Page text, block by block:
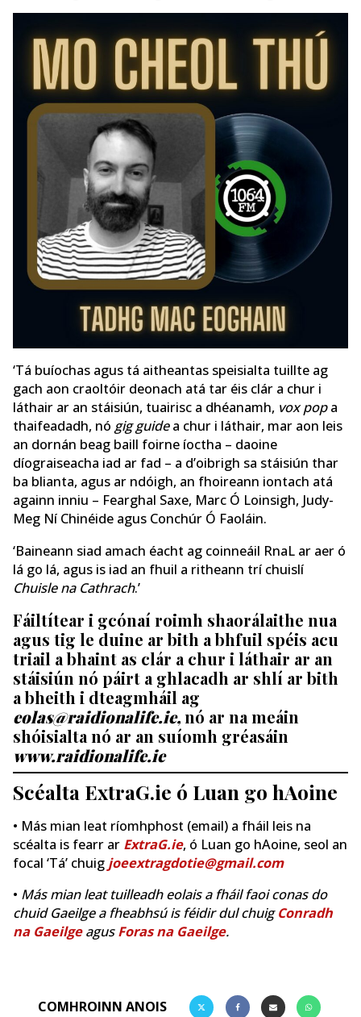
‘Tá buíochas agus tá aitheantas speisialta tuillte ag
gach aon craoltóir deonach atá tar éis clár a chur i
láthair ar an stáisiún, tuairisc a dhéanamh, vox popa
thaifeadadh, nó gig guidea chur i láthair, mar aon leis
an dornán beag baill foirne íoctha – daoine
díograiseacha iad ar fad – a d’oibrigh sa stáisiún thar
ba blianta, agus ar ndóigh, an fhoireann iontach atá
againn inniu – Fearghal Saxe, Marc Ó Loinsigh, Judy-
Meg Ní Chinéide agus Conchúr Ó Faoláin.
‘Baineann siad amach éacht ag coinneáil RnaL ar aer ó
lá go lá, agus is iad an fhuil a ritheann trí chuislí
Chuisle na Cathrach.’
Fáiltítear i gcónaí roimh shaorálaithe nua
agus tig le duine ar bith a bhfuil spéis acu
triail a bhaint as clár a chur i láthair ar an
stáisiún nó páirt a ghlacadh ar shlí ar bith
a bheith i dteagmháil ag
eolas@raidionalife.ie,nó ar na meáin
shóisialta nó ar an suíomh gréasáin
www.raidionalife.ie
Scéalta ExtraG.ie ó Luan go hAoine
• Más mian leat ríomhphost (email) a fháil leis na
scéalta is fearr ar ExtraG.ie, ó Luan go hAoine, seol an
focal ‘Tá’ chuig joeextragdotie@gmail.com
• Más mian leat tuilleadh eolais a fháil faoi conas do
chuid Gaeilge a fheabhsú is féidir dul chuigConradh
na GaeilgeagusForas na Gaeilge.
COMHROINN ANOIS